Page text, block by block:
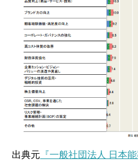
出典元 『一般社団法人 日本